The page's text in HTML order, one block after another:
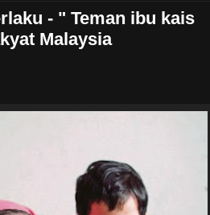
- " Teman ibu kais
Malaysia